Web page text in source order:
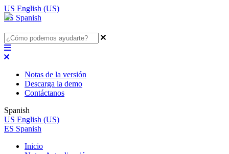
US English (US)
ES Spanish
Notas de la versión
Descarga la demo
Contáctanos
Spanish
US English (US)
ES Spanish
Inicio